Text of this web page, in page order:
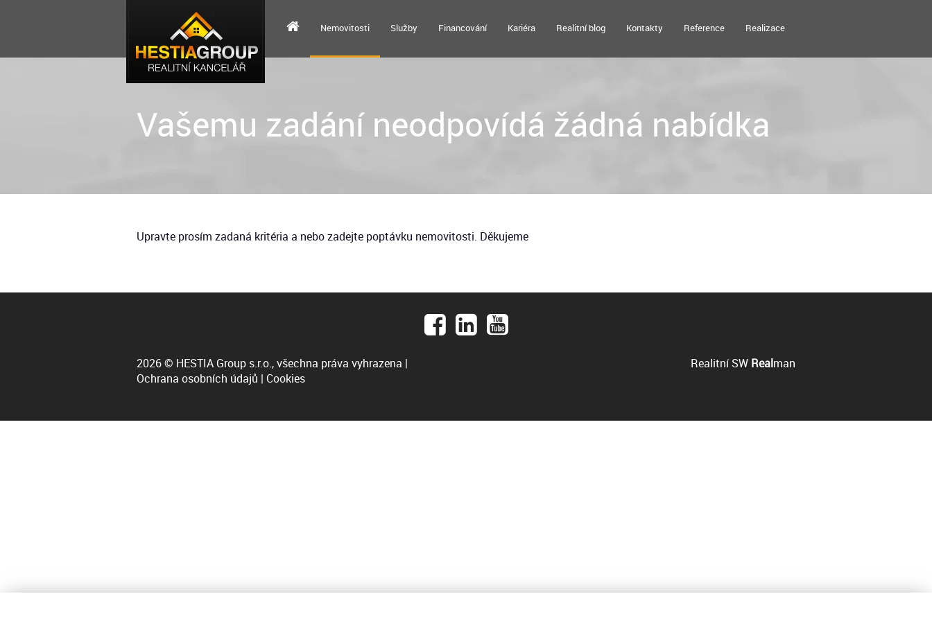
Nemovitosti Služby Financování Kariéra Realitní blog Kontakty Reference Realizace
Vašemu zadání neodpovídá žádná nabídka
Upravte prosím zadaná kritéria a nebo zadejte poptávku nemovitosti. Děkujeme
2026 © HESTIA Group s.r.o., všechna práva vyhrazena |
Ochrana osobních údajů | Cookies
Realitní SW Realman